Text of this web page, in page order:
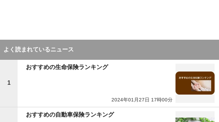
よく読まれているニュース
1
おすすめの生命保険ランキング
2024年01月27日 17時00分
おすすめの自動車保険ランキング